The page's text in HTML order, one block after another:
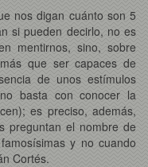
nos digan cuánto son 5
si pueden decirlo, no es
mentirnos, sino, sobre
que ser capaces de
de unos estímulos
basta con conocer la
es preciso, además,
preguntan el nombre de
y no cuando
Cortés.